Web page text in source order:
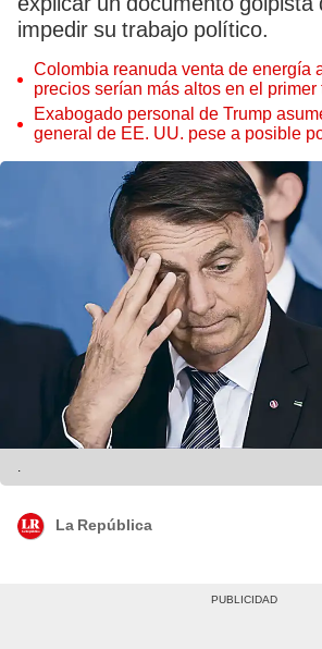
impedir su trabajo político.
Colombia reanuda venta de energía
precios serían más altos en el
según Cenace
Exabogado personal de Trump
general de EE. UU. pese a posible
.
La República